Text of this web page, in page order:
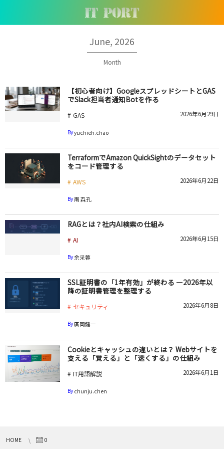
June, 2026
Month
【初心者向け】GoogleスプレッドシートとGAS
でSlack担当者通知Botを作る
GAS 2026年6月29日
Byyuchieh.chao
TerraformでAmazon QuickSightのデータセット
をコード管理する
AWS 2026年6月22日
By南 森孔
RAGとは？社内AI検索の仕組み
AI 2026年6月15日
By余采蓉
SSL証明書の「1年有効」が終わる ―2026年以
降の証明書管理を整理する
セキュリティ 2026年6月8日
By廣岡健一
Cookieとキャッシュの違いとは？ Webサイトを
支える「覚える」と「速くする」の仕組み
IT用語解説 2026年6月1日
Bychunju.chen
HOME 0